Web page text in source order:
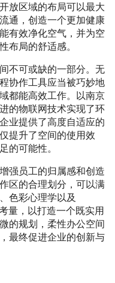
放区域的布局可以最大
通，创造一个更加健康
有效净化空气，并为空
布局的舒适感。
不可或缺的一部分。无
协作工具应当被巧妙地
都能高效工作。以南京
的物联网技术实现了环
业提供了高度自适应的
提升了空间的使用效
的可能性。
强员工的归属感和创造
区的合理划分，可以满
色彩心理学以及
量，以打造一个既实用
的规划，柔性办公空间
最终促进企业的创新与